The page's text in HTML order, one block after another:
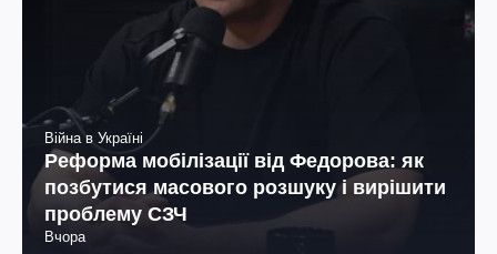
Війна в Україні
Реформа мобілізації від Федорова: як
позбутися масового розшуку і вирішити
проблему СЗЧ
Вчора